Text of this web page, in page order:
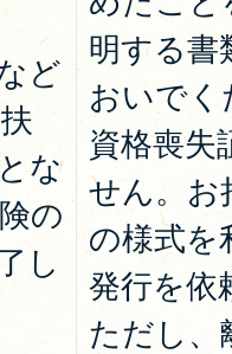
ど
な
の
し
明する書
おいでく
資格喪失
せん。お
の様式を
発行を依
ただし、